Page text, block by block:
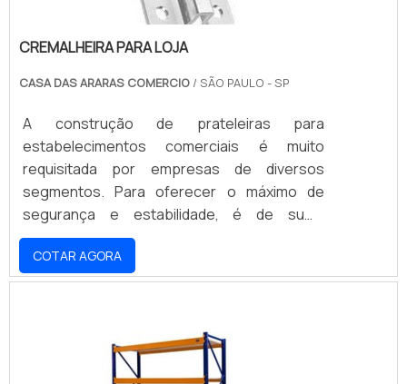
CREMALHEIRA PARA LOJA
CASA DAS ARARAS COMERCIO / SÃO PAULO - SP
A construção de prateleiras para
estabelecimentos comerciais é muito
requisitada por empresas de diversos
segmentos. Para oferecer o máximo de
segurança e estabilidade, é de suma
importância que os materiais utilizados na
sua construção e instalação sejam de alta
qualidade, como a cremalheira para loja.O
aço carbono fabricadas com pequenas,
precisas e uniformes fendas em toda a sua
estrutura, espaço onde é encaixada a sua
COTAR AGORA